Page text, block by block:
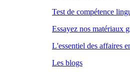
Test de compétence
Essayez nos matériaux
L'essentiel des affaires
Les blogs